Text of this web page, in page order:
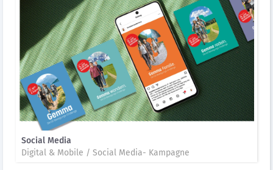
Social Media
Digital & Mobile / Social Media- Kampagne